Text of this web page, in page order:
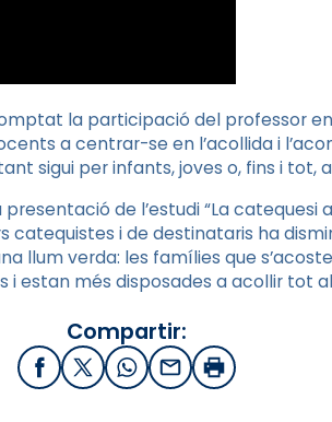
la participació del professor
a centrar-se en l’acollida i
sigui per infants, joves o, fins i tot,
de l’estudi “La catequesi
i de destinataris ha
llum verda: les famílies que
i estan més disposades a acollir tot
Compartir:
FacebookX / Twitter
WhatsApp
EmailImprimir